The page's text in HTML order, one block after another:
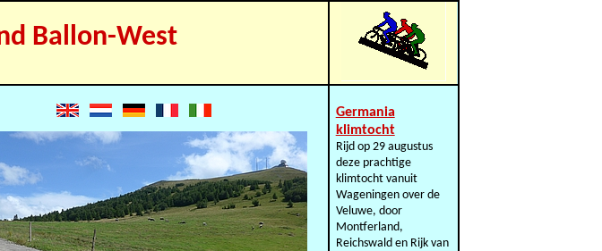
Ballon-West
Germania
klimtocht
Rijd op 29 augustus
deze prachtige
klimtocht vanuit
Wageningen over de
Veluwe, door
Montferland,
Reichswald en Rijk van